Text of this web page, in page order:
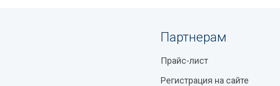
Партнерам
Прайс-лист
Регистрация на сайте